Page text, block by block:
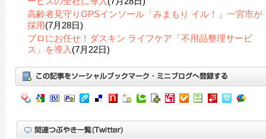
高齢者見守りGPSインソール「みまもり イル！」一宮市が
採用(7月28日)
プロにお任せ！ダスキン ライフケア「不用品整理サービ
ス」を導入 (7月22日)